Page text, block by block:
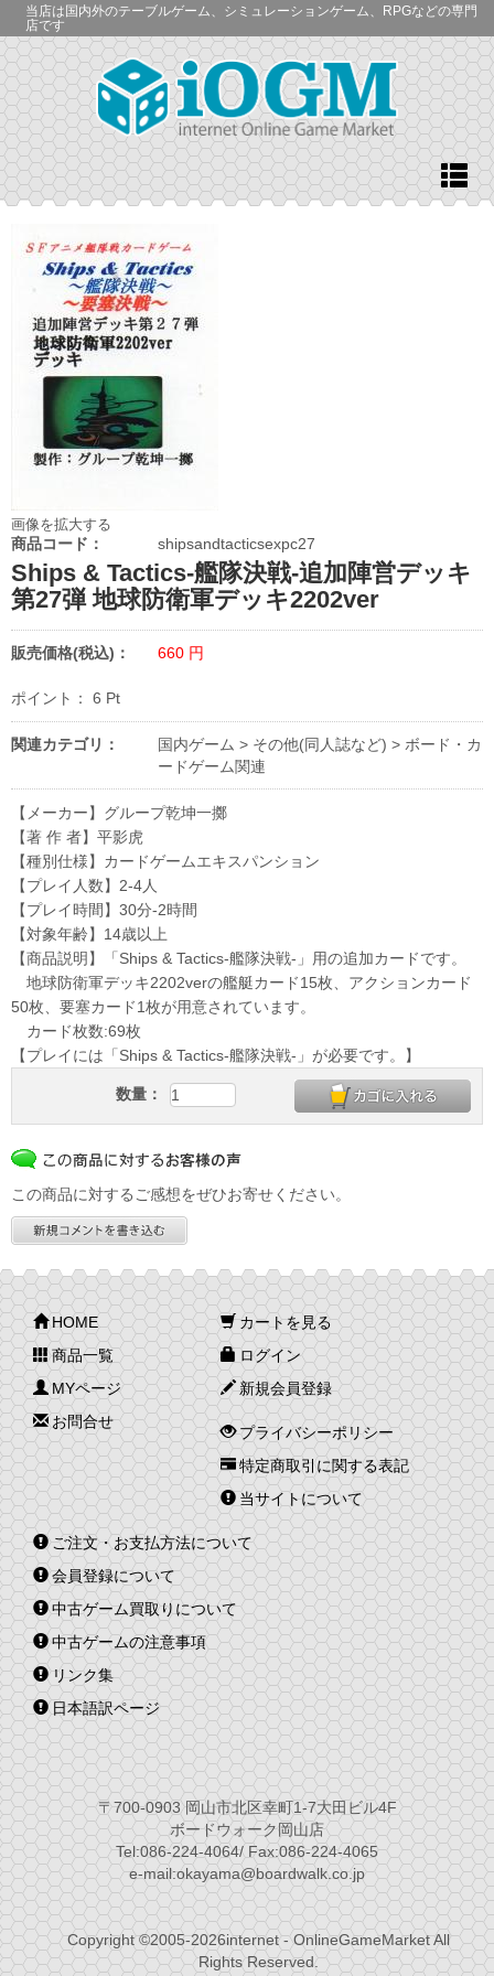
当店は国内外のテーブルゲーム、シミュレーションゲーム、RPGなどの専門
店です
画像を拡大する
商品コード： shipsandtacticsexpc27
Ships & Tactics-艦隊決戦-追加陣営デッキ
第27弾 地球防衛軍デッキ2202ver
販売価格(税込)： 660 円
ポイント： 6 Pt
関連カテゴリ： 国内ゲーム > その他(同人誌など) > ボード・カ
ードゲーム関連
【メーカー】グループ乾坤一擲
【著 作 者】平影虎
【種別仕様】カードゲームエキスパンション
【プレイ人数】2-4人
【プレイ時間】30分-2時間
【対象年齢】14歳以上
【商品説明】「Ships & Tactics-艦隊決戦-」用の追加カードです。
地球防衛軍デッキ2202verの艦艇カード15枚、アクションカード
50枚、要塞カード1枚が用意されています。
カード枚数:69枚
【プレイには「Ships & Tactics-艦隊決戦-」が必要です。】
数量：
この商品に対するご感想をぜひお寄せください。
HOME
商品一覧
MYページ
お問合せ
カートを見る
ログイン
新規会員登録
プライバシーポリシー
特定商取引に関する表記
当サイトについて
ご注文・お支払方法について
会員登録について
中古ゲーム買取りについて
中古ゲームの注意事項
リンク集
日本語訳ページ
〒700-0903 岡山市北区幸町1-7大田ビル4F
ボードウォーク岡山店
Tel:086-224-4064/ Fax:086-224-4065
e-mail:okayama@boardwalk.co.jp
Copyright ©2005-2026internet - OnlineGameMarket All
Rights Reserved.